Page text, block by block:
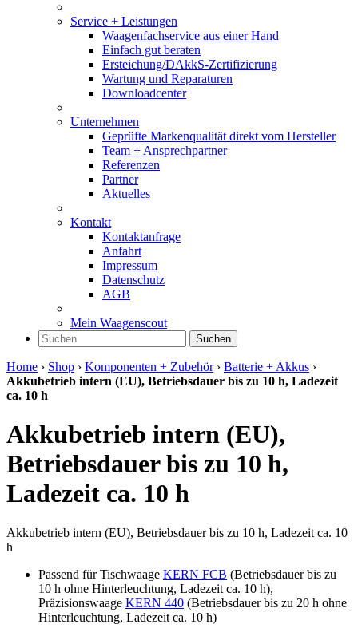
Service + Leistungen
Waagenfachservice aus einer Hand
Einfach gut beraten
Ersteichung/DAkkS-Zertifizierung
Wartung und Reparaturen
Downloadcenter
Unternehmen
Geprüfte Markenqualität direkt vom Hersteller
Team + Ansprechpartner
Referenzen
Partner
Aktuelles
Kontakt
Kontaktanfrage
Anfahrt
Impressum
Datenschutz
AGB
Mein Waagenscout
Suchen
Home › Shop › Komponenten + Zubehör› Batterie + Akkus ›
Akkubetrieb intern (EU), Betriebsdauer bis zu 10 h, Ladezeit
ca. 10 h
Akkubetrieb intern (EU),
Betriebsdauer bis zu 10 h,
Ladezeit ca. 10 h
Akkubetrieb intern (EU), Betriebsdauer bis zu 10 h, Ladezeit ca. 10
h
Passend für Tischwaage KERN FCB (Betriebsdauer bis zu
10 h ohne Hinterleuchtung, Ladezeit ca. 10 h),
Präzisionswaage KERN 440 (Betriebsdauer bis zu 20 h ohne
Hinterleuchtung, Ladezeit ca. 10 h)